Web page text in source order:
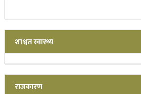
शाश्वत स्वास्थ्य
राजकारण